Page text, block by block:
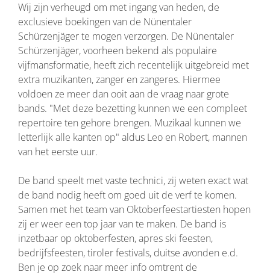
Wij zijn verheugd om met ingang van heden, de
exclusieve boekingen van de Nünentaler
Schürzenjäger te mogen verzorgen. De Nünentaler
Schürzenjäger, voorheen bekend als populaire
vijfmansformatie, heeft zich recentelijk uitgebreid met
extra muzikanten, zanger en zangeres. Hiermee
voldoen ze meer dan ooit aan de vraag naar grote
bands. "Met deze bezetting kunnen we een compleet
repertoire ten gehore brengen. Muzikaal kunnen we
letterlijk alle kanten op" aldus Leo en Robert, mannen
van het eerste uur.
De band speelt met vaste technici, zij weten exact wat
de band nodig heeft om goed uit de verf te komen.
Samen met het team van Oktoberfeestartiesten hopen
zij er weer een top jaar van te maken. De band is
inzetbaar op oktoberfesten, apres ski feesten,
bedrijfsfeesten, tiroler festivals, duitse avonden e.d.
Ben je op zoek naar meer info omtrent de